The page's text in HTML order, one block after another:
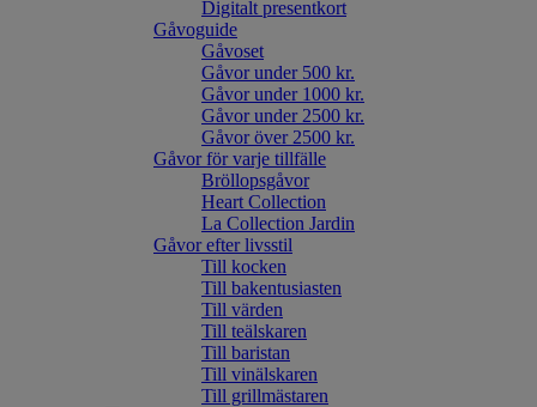
Digitalt presentkort
Gåvoguide
Gåvoset
Gåvor under 500 kr.
Gåvor under 1000 kr.
Gåvor under 2500 kr.
Gåvor över 2500 kr.
Gåvor för varje tillfälle
Bröllopsgåvor
Heart Collection
La Collection Jardin
Gåvor efter livsstil
Till kocken
Till bakentusiasten
Till värden
Till teälskaren
Till baristan
Till vinälskaren
Till grillmästaren